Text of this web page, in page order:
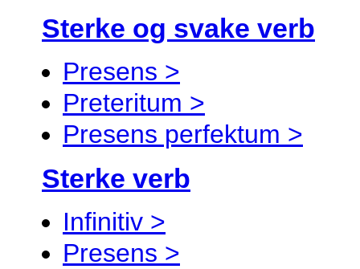
Sterke og svake verb
Presens >
Preteritum >
Presens perfektum >
Sterke verb
Infinitiv >
Presens >